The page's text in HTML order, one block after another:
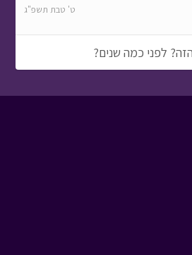
ט' טבת תשפ"ג
לפני כמה שנים?